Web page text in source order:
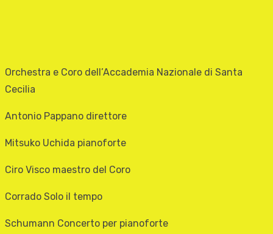
Orchestra e Coro dell’Accademia Nazionale di Santa
Cecilia
Antonio Pappano direttore
Mitsuko Uchida pianoforte
Ciro Visco maestro del Coro
Corrado Solo il tempo
Schumann Concerto per pianoforte